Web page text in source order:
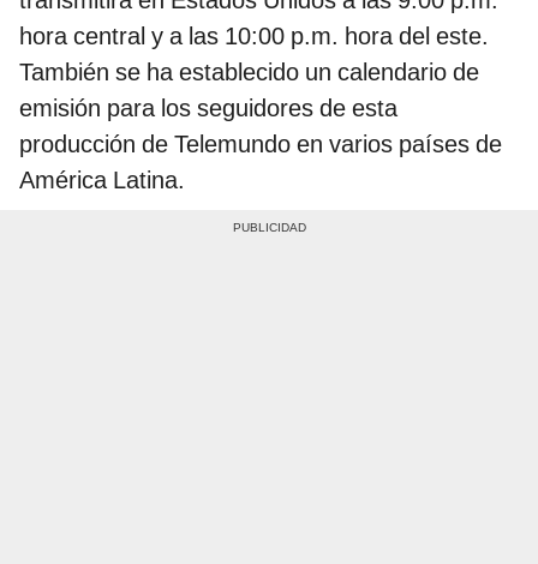
hora central y a las 10:00 p.m. hora del este.
También se ha establecido un calendario de
emisión para los seguidores de esta
producción de Telemundo en varios países de
América Latina.